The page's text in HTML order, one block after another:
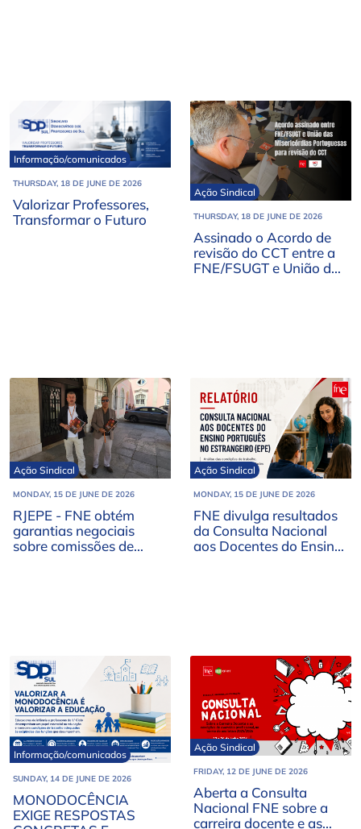
Informação/comunicados
THURSDAY, 18 DE JUNE DE 2026
Valorizar Professores,
Transformar o Futuro
Ação Sindical
THURSDAY, 18 DE JUNE DE 2026
Assinado o Acordo de
revisão do CCT entre a
FNE/FSUGT e União das
Ação Sindical
MONDAY, 15 DE JUNE DE 2026
RJEPE - FNE obtém
garantias negociais
sobre comissões de
Ação Sindical
MONDAY, 15 DE JUNE DE 2026
FNE divulga resultados
da Consulta Nacional
aos Docentes do Ensino
Informação/comunicados
SUNDAY, 14 DE JUNE DE 2026
MONODOCÊNCIA
EXIGE RESPOSTAS
Ação Sindical
FRIDAY, 12 DE JUNE DE 2026
Aberta a Consulta
Nacional FNE sobre a
carreira docente e as